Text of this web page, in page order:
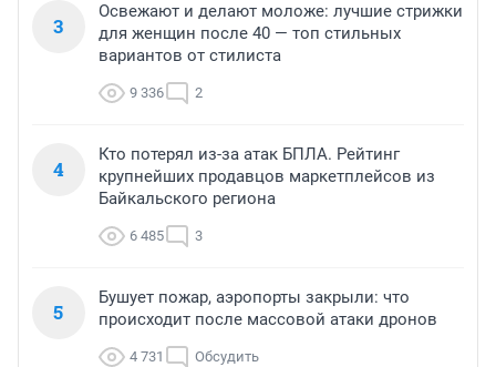
3
Освежают и делают моложе: лучшие стрижки
для женщин после 40 — топ стильных
вариантов от стилиста
9 336 2
4
Кто потерял из-за атак БПЛА. Рейтинг
крупнейших продавцов маркетплейсов из
Байкальского региона
6 485 3
5
Бушует пожар, аэропорты закрыли: что
происходит после массовой атаки дронов
4 731 Обсудить